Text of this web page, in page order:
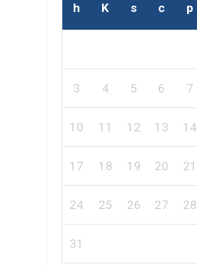
h K s c p
3 4 5 6 7
10 11 12 13 14
17 18 19 20 21
24 25 26 27 28
31